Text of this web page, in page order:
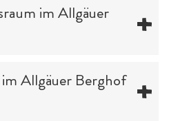
im Allgäuer
Allgäuer Berghof